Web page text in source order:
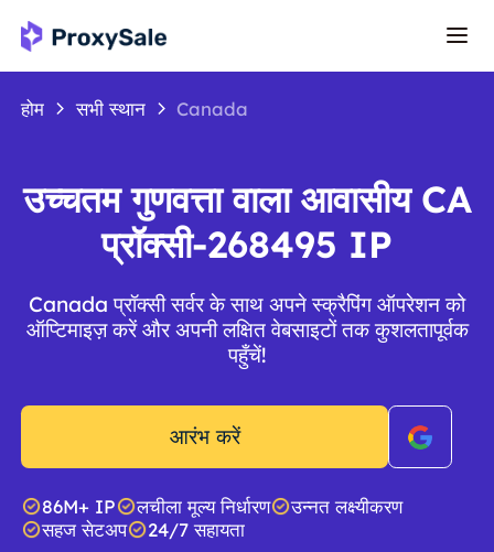
होम सभी स्थान Canada
उच्चतम गुणवत्ता वाला आवासीय CA
प्रॉक्सी-268495 IP
Canada प्रॉक्सी सर्वर के साथ अपने स्क्रैपिंग ऑपरेशन को
ऑप्टिमाइज़ करें और अपनी लक्षित वेबसाइटों तक कुशलतापूर्वक
पहुँचें!
आरंभ करें
86M+ IP लचीला मूल्य निर्धारण
उन्नत लक्ष्यीकरण
सहज सेटअप
24/7 सहायता